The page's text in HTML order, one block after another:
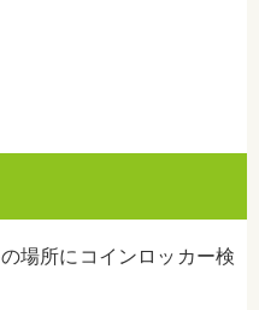
場所にコインロッカー検